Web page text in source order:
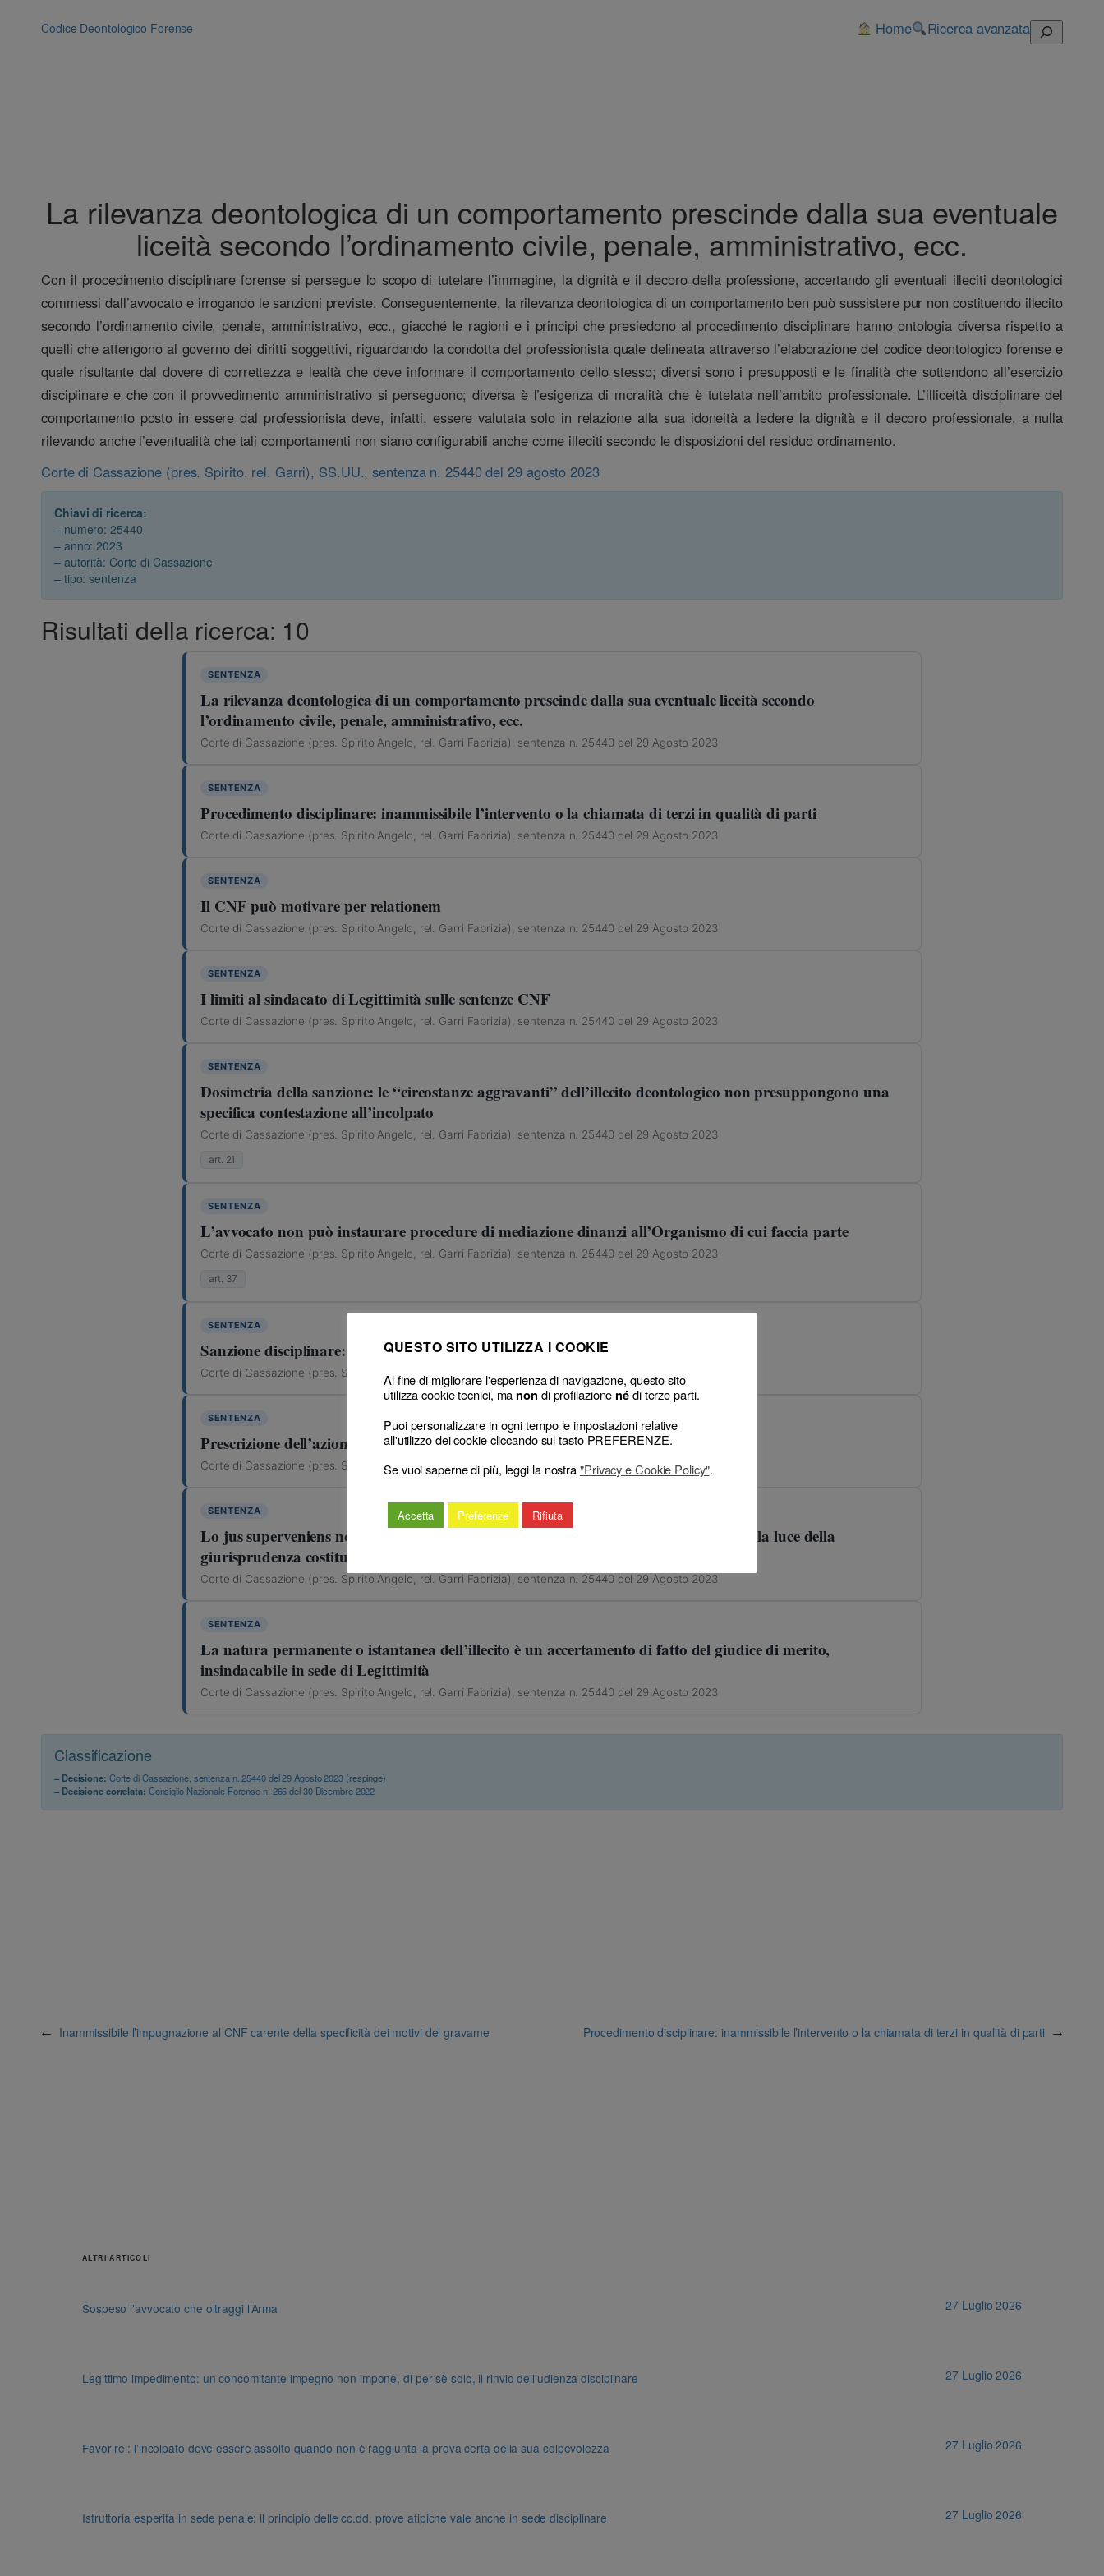
Codice Deontologico Forense Home Ricerca avanzata Cerca
La rilevanza deontologica di un comportamento prescinde dalla sua eventuale
liceità secondo l’ordinamento civile, penale, amministrativo, ecc.
Con il procedimento disciplinare forense si persegue lo scopo di tutelare l’immagine, la dignità e il decoro della professione, accertando gli eventuali illeciti deontologici
commessi dall’avvocato e irrogando le sanzioni previste. Conseguentemente, la rilevanza deontologica di un comportamento ben può sussistere pur non costituendo illecito
secondo l’ordinamento civile, penale, amministrativo, ecc., giacché le ragioni e i principi che presiedono al procedimento disciplinare hanno ontologia diversa rispetto a
quelli che attengono al governo dei diritti soggettivi, riguardando la condotta del professionista quale delineata attraverso l’elaborazione del codice deontologico forense e
quale risultante dal dovere di correttezza e lealtà che deve informare il comportamento dello stesso; diversi sono i presupposti e le finalità che sottendono all’esercizio
disciplinare e che con il provvedimento amministrativo si perseguono; diversa è l’esigenza di moralità che è tutelata nell’ambito professionale. L’illiceità disciplinare del
comportamento posto in essere dal professionista deve, infatti, essere valutata solo in relazione alla sua idoneità a ledere la dignità e il decoro professionale, a nulla
rilevando anche l’eventualità che tali comportamenti non siano configurabili anche come illeciti secondo le disposizioni del residuo ordinamento.
Corte di Cassazione (pres. Spirito, rel. Garri), SS.UU., sentenza n. 25440 del 29 agosto 2023
Chiavi di ricerca:
– numero: 25440
– anno: 2023
– autorità: Corte di Cassazione
– tipo: sentenza
Risultati della ricerca: 10
SENTENZA
La rilevanza deontologica di un comportamento prescinde dalla sua eventuale liceità secondo
l’ordinamento civile, penale, amministrativo, ecc.
Corte di Cassazione (pres. Spirito Angelo, rel. Garri Fabrizia), sentenza n. 25440 del 29 Agosto 2023
SENTENZA
Procedimento disciplinare: inammissibile l’intervento o la chiamata di terzi in qualità di parti
Corte di Cassazione (pres. Spirito Angelo, rel. Garri Fabrizia), sentenza n. 25440 del 29 Agosto 2023
SENTENZA
Il CNF può motivare per relationem
Corte di Cassazione (pres. Spirito Angelo, rel. Garri Fabrizia), sentenza n. 25440 del 29 Agosto 2023
SENTENZA
I limiti al sindacato di Legittimità sulle sentenze CNF
Corte di Cassazione (pres. Spirito Angelo, rel. Garri Fabrizia), sentenza n. 25440 del 29 Agosto 2023
SENTENZA
Dosimetria della sanzione: le “circostanze aggravanti” dell’illecito deontologico non presuppongono una
specifica contestazione all’incolpato
Corte di Cassazione (pres. Spirito Angelo, rel. Garri Fabrizia), sentenza n. 25440 del 29 Agosto 2023
art. 21
SENTENZA
L’avvocato non può instaurare procedure di mediazione dinanzi all’Organismo di cui faccia parte
Corte di Cassazione (pres. Spirito Angelo, rel. Garri Fabrizia), sentenza n. 25440 del 29 Agosto 2023
art. 37
SENTENZA
Sanzione disciplinare: i limiti al sindacato di Legittimità
Corte di Cassazione (pres. Spirito Angelo, rel. Garri Fabrizia), sentenza n. 25440 del 29 Agosto 2023
SENTENZA
Prescrizione dell’azione disciplinare e illecito permanente
Corte di Cassazione (pres. Spirito Angelo, rel. Garri Fabrizia), sentenza n. 25440 del 29 Agosto 2023
SENTENZA
Lo jus superveniens non si applica alla prescrizione dell’azione disciplinare (anche alla luce della
giurisprudenza costituzionale e comunitaria)
Corte di Cassazione (pres. Spirito Angelo, rel. Garri Fabrizia), sentenza n. 25440 del 29 Agosto 2023
SENTENZA
La natura permanente o istantanea dell’illecito è un accertamento di fatto del giudice di merito,
insindacabile in sede di Legittimità
Corte di Cassazione (pres. Spirito Angelo, rel. Garri Fabrizia), sentenza n. 25440 del 29 Agosto 2023
Classificazione
– Decisione: Corte di Cassazione, sentenza n. 25440 del 29 Agosto 2023 (respinge)
– Decisione correlata: Consiglio Nazionale Forense n. 265 del 30 Dicembre 2022
← Inammissibile l’impugnazione al CNF carente della specificità dei motivi del gravame Procedimento disciplinare: inammissibile l’intervento o la chiamata di terzi in qualità di parti →
ALTRI ARTICOLI
Sospeso l’avvocato che oltraggi l’Arma 27 Luglio 2026
Legittimo impedimento: un concomitante impegno non impone, di per sè solo, il rinvio dell’udienza disciplinare 27 Luglio 2026
Favor rei: l’incolpato deve essere assolto quando non è raggiunta la prova certa della sua colpevolezza 27 Luglio 2026
Istruttoria esperita in sede penale: il principio delle cc.dd. prove atipiche vale anche in sede disciplinare 27 Luglio 2026
QUESTO SITO UTILIZZA I COOKIE
Al fine di migliorare l'esperienza di navigazione, questo sito
utilizza cookie tecnici, ma non di profilazione nédi terze parti.
Puoi personalizzare in ogni tempo le impostazioni relative
all'utilizzo dei cookie cliccando sul tasto PREFERENZE.
Se vuoi saperne di più, leggi la nostra"Privacy e Cookie Policy".
Accetta Preferenze Rifiuta